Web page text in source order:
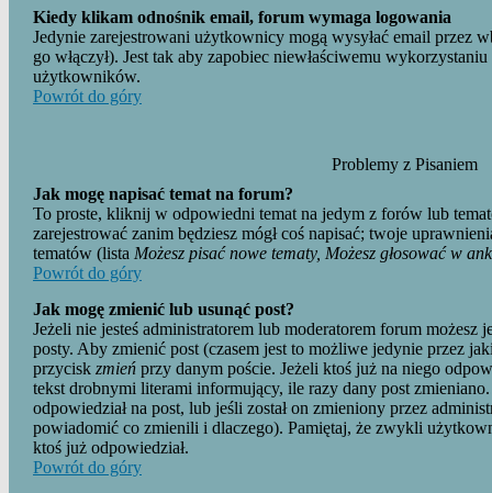
Kiedy klikam odnośnik email, forum wymaga logowania
Jedynie zarejestrowani użytkownicy mogą wysyłać email przez
go włączył). Jest tak aby zapobiec niewłaściwemu
użytkowników.
Powrót do góry
Problemy z Pisaniem
Jak mogę napisać temat na forum?
To proste, kliknij w odpowiedni temat na jedym z forów lub
zarejestrować zanim będziesz mógł coś napisać; twoje
tematów (lista Możesz pisać nowe tematy, Możesz głosować w
Powrót do góry
Jak mogę zmienić lub usunąć post?
Jeżeli nie jesteś administratorem lub moderatorem forum możesz
posty. Aby zmienić post (czasem jest to możliwe jedynie przez
przycisk zmień przy danym poście. Jeżeli ktoś już na niego
tekst drobnymi literami informujący, ile razy dany post
odpowiedział na post, lub jeśli został on zmieniony przez
powiadomić co zmienili i dlaczego). Pamiętaj, że zwykli
ktoś już odpowiedział.
Powrót do góry